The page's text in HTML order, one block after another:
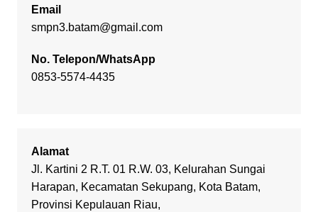
Email
smpn3.batam@gmail.com
No. Telepon/WhatsApp
0853-5574-4435
Alamat
Jl. Kartini 2 R.T. 01 R.W. 03, Kelurahan Sungai
Harapan, Kecamatan Sekupang, Kota Batam,
Provinsi Kepulauan Riau,